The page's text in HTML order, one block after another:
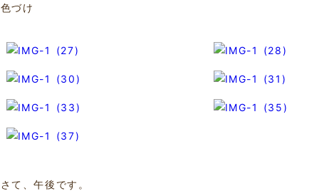
色づけ
さて、午後です。